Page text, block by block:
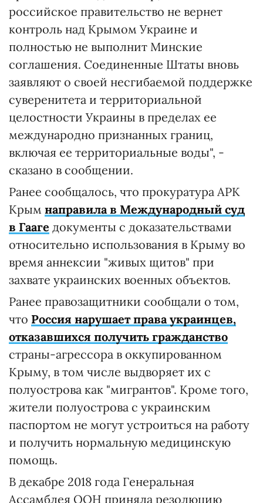
российское правительство не вернет
контроль над Крымом Украине и
полностью не выполнит Минские
соглашения. Соединенные Штаты вновь
заявляют о своей несгибаемой поддержке
суверенитета и территориальной
целостности Украины в пределах ее
международно признанных границ,
включая ее территориальные воды", -
сказано в сообщении.
Ранее сообщалось, что прокуратура АРК
Крым направила в Международный суд
в Гааге документы с доказательствами
относительно использования в Крыму во
время аннексии "живых щитов" при
захвате украинских военных объектов.
Ранее правозащитники сообщали о том,
что Россия нарушает права украинцев,
отказавшихся получить гражданство
страны-агрессора в оккупированном
Крыму, в том числе выдворяет их с
полуострова как "мигрантов". Кроме того,
жители полуострова с украинским
паспортом не могут устроиться на работу
и получить нормальную медицинскую
помощь.
В декабре 2018 года Генеральная
Ассамблея ООН приняла резолюцию